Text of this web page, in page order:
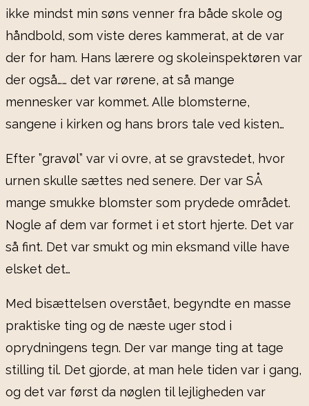
ikke mindst min søns venner fra både skole og
håndbold, som viste deres kammerat, at de var
der for ham. Hans lærere og skoleinspektøren var
der også…… det var rørene, at så mange
mennesker var kommet. Alle blomsterne,
sangene i kirken og hans brors tale ved kisten…
Efter ”gravøl” var vi ovre, at se gravstedet, hvor
urnen skulle sættes ned senere. Der var SÅ
mange smukke blomster som prydede området.
Nogle af dem var formet i et stort hjerte. Det var
så fint. Det var smukt og min eksmand ville have
elsket det…
Med bisættelsen overstået, begyndte en masse
praktiske ting og de næste uger stod i
oprydningens tegn. Der var mange ting at tage
stilling til. Det gjorde, at man hele tiden var i gang,
og det var først da nøglen til lejligheden var